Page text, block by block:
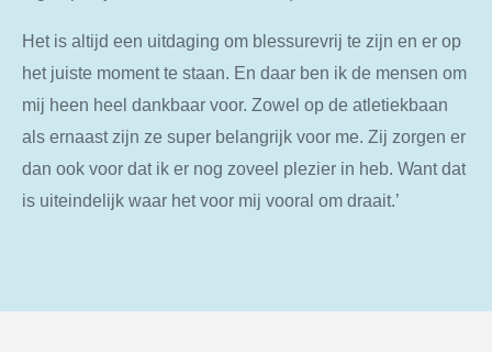
Het is altijd een uitdaging om blessurevrij te zijn en er op
het juiste moment te staan. En daar ben ik de mensen om
mij heen heel dankbaar voor. Zowel op de atletiekbaan
als ernaast zijn ze super belangrijk voor me. Zij zorgen er
dan ook voor dat ik er nog zoveel plezier in heb. Want dat
is uiteindelijk waar het voor mij vooral om draait.’